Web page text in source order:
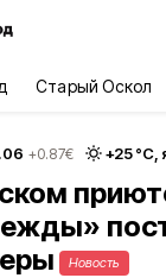
Старый Оскол
+0.87€ +25°С,
Новость